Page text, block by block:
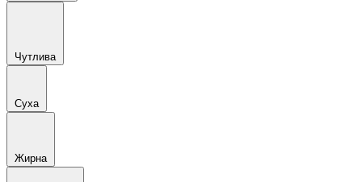
Чутлива
Суха
Жирна